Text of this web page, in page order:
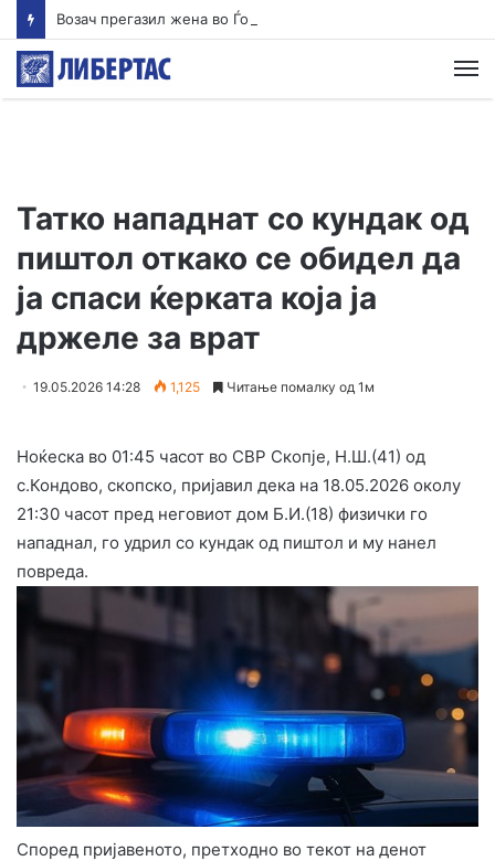
Татко нападнат со кундак од
пиштол откако се обидел да
ја спаси ќерката која ја
држеле за врат
19.05.2026 14:28 1,125 Читање помалку од 1м
Ноќеска во 01:45 часот во СВР Скопје, Н.Ш.(41) од
с.Кондово, скопско, пријавил дека на 18.05.2026 околу
21:30 часот пред неговиот дом Б.И.(18) физички го
нападнал, го удрил со кундак од пиштол и му нанел
повреда.
Според пријавеното, претходно во текот на денот